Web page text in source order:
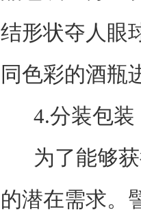
结形状夺人眼
同色彩的酒瓶
4.分装包装
为了能够获
的潜在需求。